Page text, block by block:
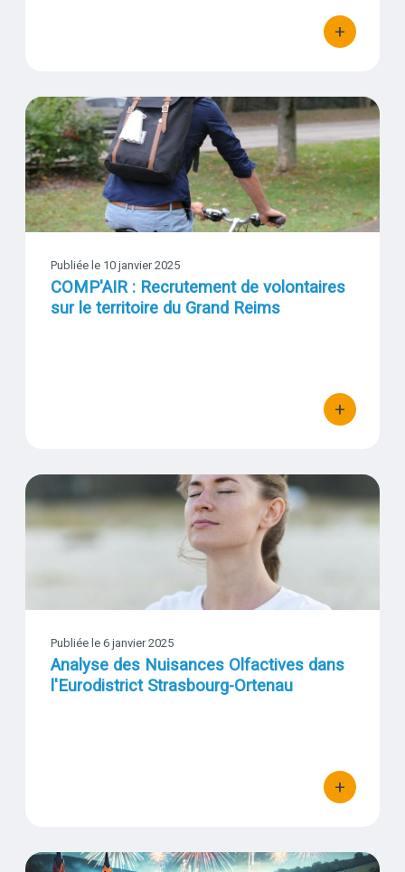
+
bouton
COMP'AIR : Recrutement de volontaires sur le territoire du
Visuel
Publiée le 10 janvier 2025
COMP'AIR : Recrutement de volontaires
sur le territoire du Grand Reims
+
bouton
Analyse des Nuisances Olfactives dans l'Eurodistrict
Visuel
Publiée le 6 janvier 2025
Analyse des Nuisances Olfactives dans
l'Eurodistrict Strasbourg-Ortenau
+
bouton
Fêtes de fin d’année : des pics de pollution liés aux artifices en